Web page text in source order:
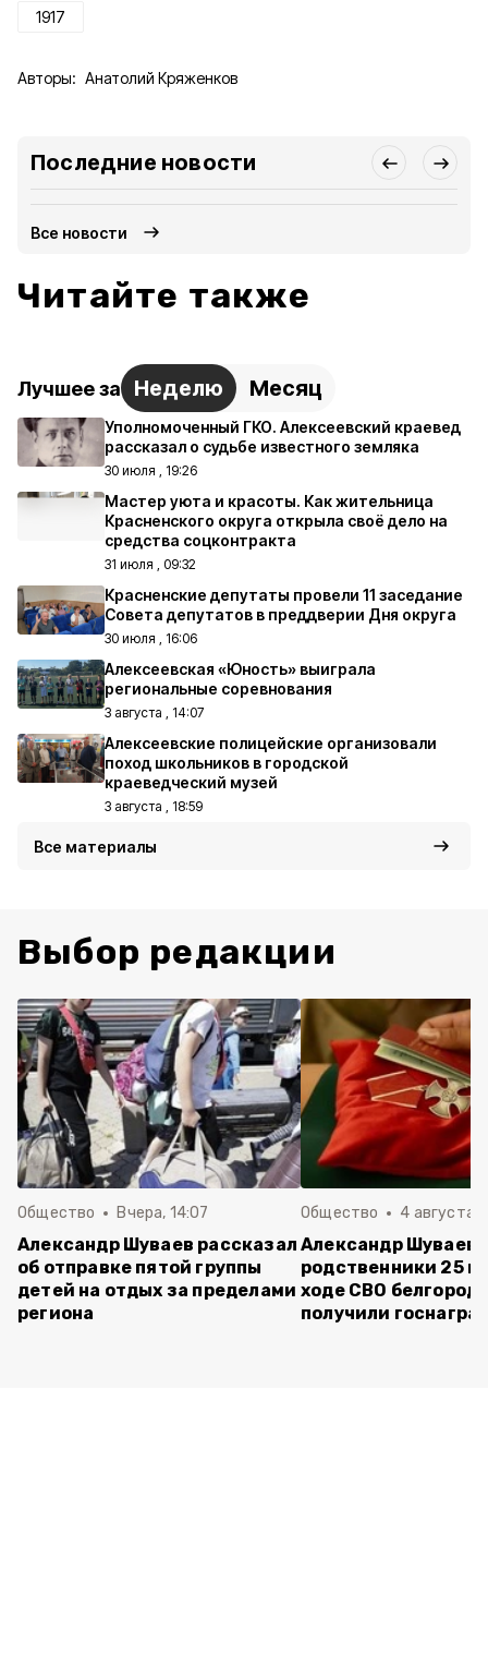
1917
Авторы: Анатолий Кряженков
Последние новости
Все новости
Читайте также
Лучшее за Неделю Месяц
Уполномоченный ГКО. Алексеевский краевед
рассказал о судьбе известного земляка
30 июля , 19:26
Мастер уюта и красоты. Как жительница
Красненского округа открыла своё дело на
средства соцконтракта
31 июля , 09:32
Красненские депутаты провели 11 заседание
Совета депутатов в преддверии Дня округа
30 июля , 16:06
Алексеевская «Юность» выиграла
региональные соревнования
3 августа , 14:07
Алексеевские полицейские организовали
поход школьников в городской
краеведческий музей
3 августа , 18:59
Все материалы
Выбор редакции
Общество Вчера, 14:07
Александр Шуваев рассказал
об отправке пятой группы
детей на отдых за пределами
региона
Общество 4 августа ,
Александр Шуваев:
родственники 25
ходе СВО
получили